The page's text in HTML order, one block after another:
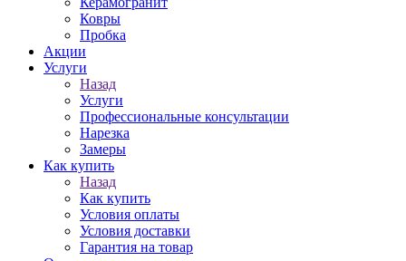
Ковры
Пробка
Акции
Услуги
Назад
Услуги
Профессиональные консультации
Нарезка
Замеры
Как купить
Назад
Как купить
Условия оплаты
Условия доставки
Гарантия на товар